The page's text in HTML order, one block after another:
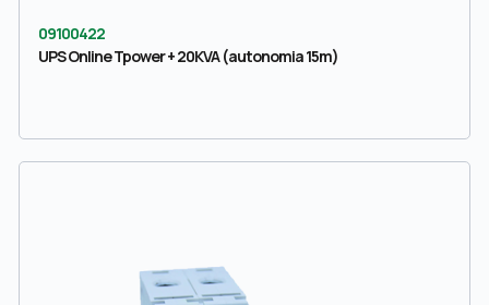
09100422
UPS Online Tpower + 20KVA (autonomia 15m)